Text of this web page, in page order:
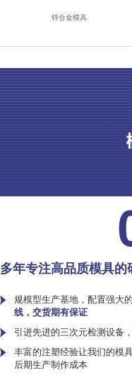
锌合金模具
多年专注高品质模具
规模型生产基地，配置强大
线，交货期有保证
引进先进的三次元检测设备
丰富的注塑经验让我们的模
后期生产制作成本